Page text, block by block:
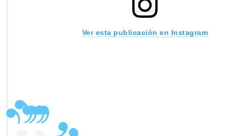
Ver esta publicación en Instagram